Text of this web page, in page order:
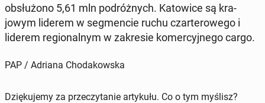
ob­służono 5,61 mln po­dróżnych. Ka­tow­ice są kra­
jowym liderem w seg­men­cie ruchu czarterowego i
liderem re­gion­al­nym w za­kre­sie komer­cyjnego cargo.
PAP / Adriana Chodakowska
Dziękujemy za przeczytanie artykułu. Co o tym myślisz?